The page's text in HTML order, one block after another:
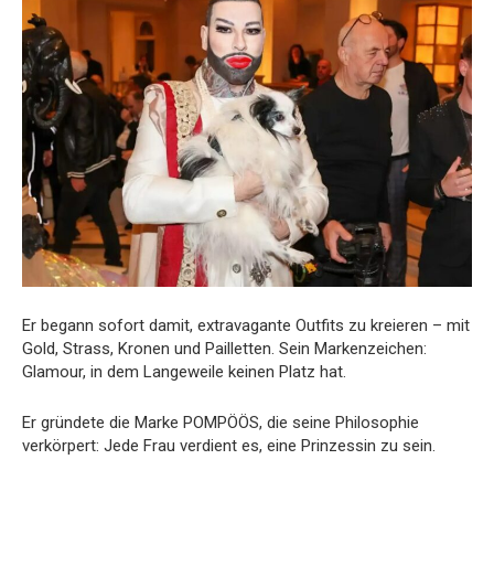
Er begann sofort damit, extravagante Outfits zu kreieren – mit
Gold, Strass, Kronen und Pailletten. Sein Markenzeichen:
Glamour, in dem Langeweile keinen Platz hat.
Er gründete die Marke POMPÖÖS, die seine Philosophie
verkörpert: Jede Frau verdient es, eine Prinzessin zu sein.